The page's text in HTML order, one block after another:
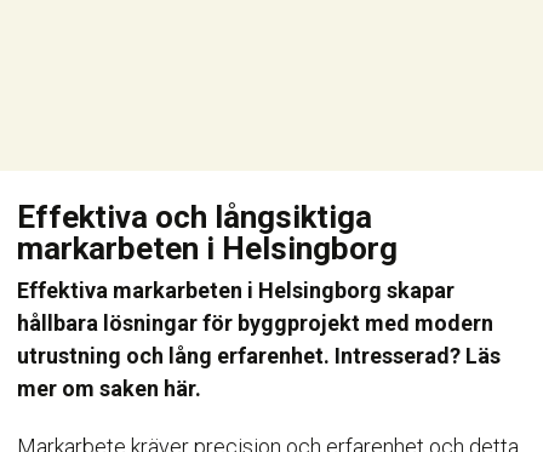
Effektiva och långsiktiga
markarbeten i Helsingborg
Effektiva markarbeten i Helsingborg skapar
hållbara lösningar för byggprojekt med modern
utrustning och lång erfarenhet. Intresserad? Läs
mer om saken här.
Markarbete kräver precision och erfarenhet och detta